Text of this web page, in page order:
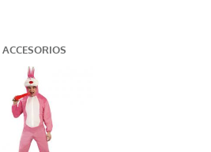
ACCESORIOS